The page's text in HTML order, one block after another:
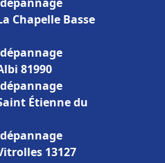
Chapelle Basse
81990
Étienne du
13127